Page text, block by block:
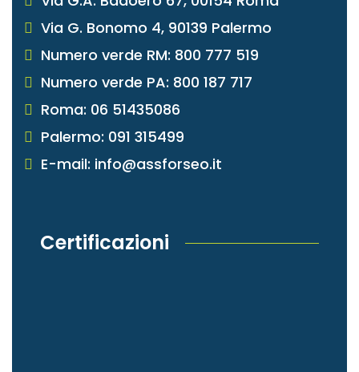
Via G. Bonomo 4, 90139 Palermo
Numero verde RM: 800 777 519
Numero verde PA: 800 187 717
Roma: 06 51435086
Palermo: 091 315499
E-mail: info@assforseo.it
Certificazioni